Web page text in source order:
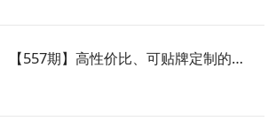
【557期】高性价比、可贴牌定制的DCT1158S超声波流量计，专为水测量场景打造